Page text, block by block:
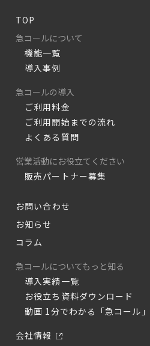
TOP
急コールについて
機能一覧
導入事例
急コールの導入
ご利用料金
ご利用開始までの流れ
よくある質問
営業活動にお役立てください
販売パートナー募集
お問い合わせ
お知らせ
コラム
急コールについてもっと知る
導入実績一覧
お役立ち資料ダウンロード
動画 1分でわかる「急コール」
会社情報